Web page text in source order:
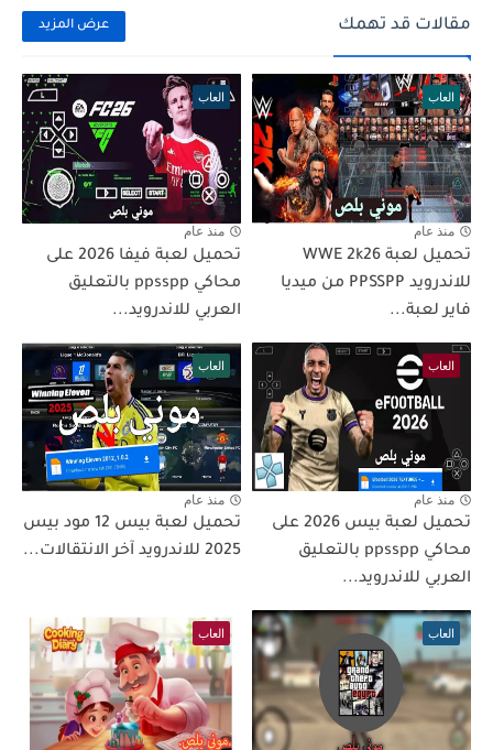
مقالات قد تهمك عرض المزيد
العاب
منذ عام
تحميل لعبة WWE 2k26
للاندرويد PPSSPP من ميديا
فاير لعبة...
العاب
منذ عام
تحميل لعبة فيفا 2026 على
محاكي ppsspp بالتعليق
العربي للاندرويد...
العاب
منذ عام
تحميل لعبة بيس 2026 على
محاكي ppsspp بالتعليق
العربي للاندرويد...
العاب
منذ عام
تحميل لعبة بيس 12 مود بيس
2025 للاندرويد آخر الانتقالات...
العاب العاب